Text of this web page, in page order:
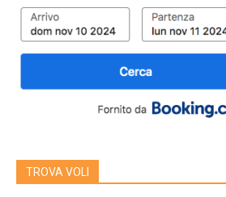
TROVA VOLI